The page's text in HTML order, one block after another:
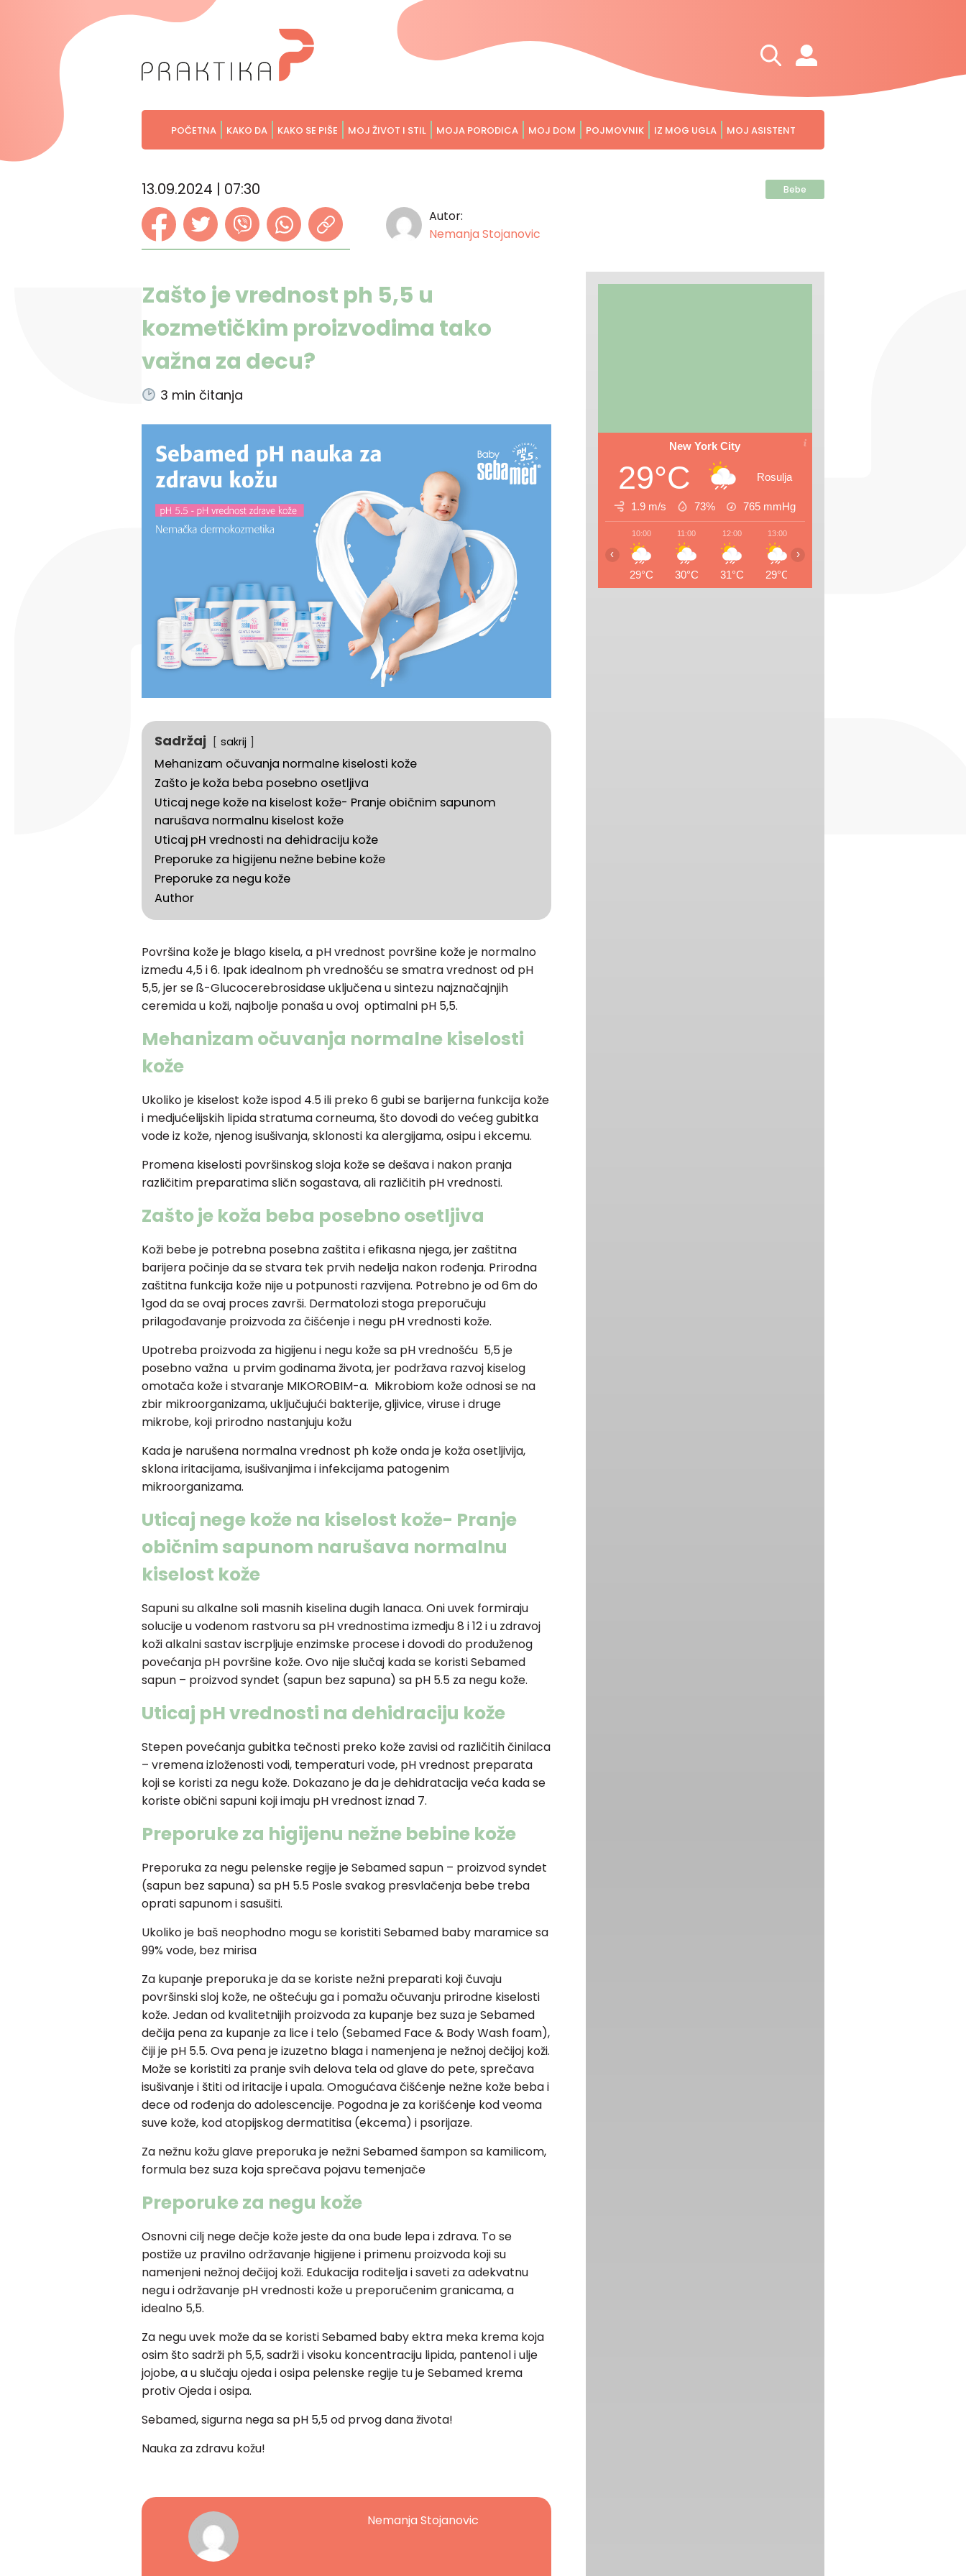
POČETNA KAKO DA KAKO SE PIŠE MOJ ŽIVOT I STIL MOJA PORODICA MOJ DOM POJMOVNIK IZ MOG UGLA MOJ ASISTENT
13.09.2024 | 07:30 Bebe
Autor:
Nemanja Stojanovic
Zašto je vrednost ph 5,5 u
kozmetičkim proizvodima tako
važna za decu?
3 min čitanja
Sadržaj sakrij
Mehanizam očuvanja normalne kiselosti kože
Zašto je koža beba posebno osetljiva
Uticaj nege kože na kiselost kože- Pranje običnim sapunom
narušava normalnu kiselost kože
Uticaj pH vrednosti na dehidraciju kože
Preporuke za higijenu nežne bebine kože
Preporuke za negu kože
Author
Površina kože je blago kisela, a pH vrednost površine kože je normalno
između 4,5 i 6. Ipak idealnom ph vrednošću se smatra vrednost od pH
5,5, jer se ß-Glucocerebrosidase uključena u sintezu najznačajnjih
ceremida u koži, najbolje ponaša u ovoj optimalni pH 5,5.
Mehanizam očuvanja normalne kiselosti
kože
Ukoliko je kiselost kože ispod 4.5 ili preko 6 gubi se barijerna funkcija kože
i medjućelijskih lipida stratuma corneuma, što dovodi do većeg gubitka
vode iz kože, njenog isušivanja, sklonosti ka alergijama, osipu i ekcemu.
Promena kiselosti površinskog sloja kože se dešava i nakon pranja
različitim preparatima sličn sogastava, ali različitih pH vrednosti.
Zašto je koža beba posebno osetljiva
Koži bebe je potrebna posebna zaštita i efikasna njega, jer zaštitna
barijera počinje da se stvara tek prvih nedelja nakon rođenja. Prirodna
zaštitna funkcija kože nije u potpunosti razvijena. Potrebno je od 6m do
1god da se ovaj proces završi. Dermatolozi stoga preporučuju
prilagođavanje proizvoda za čišćenje i negu pH vrednosti kože.
Upotreba proizvoda za higijenu i negu kože sa pH vrednošću 5,5 je
posebno važna u prvim godinama života, jer podržava razvoj kiselog
omotača kože i stvaranje MIKOROBIM-a. Mikrobiom kože odnosi se na
zbir mikroorganizama, uključujući bakterije, gljivice, viruse i druge
mikrobe, koji prirodno nastanjuju kožu
Kada je narušena normalna vrednost ph kože onda je koža osetljivija,
sklona iritacijama, isušivanjima i infekcijama patogenim
mikroorganizama.
Uticaj nege kože na kiselost kože- Pranje
običnim sapunom narušava normalnu
kiselost kože
Sapuni su alkalne soli masnih kiselina dugih lanaca. Oni uvek formiraju
solucije u vodenom rastvoru sa pH vrednostima izmedju 8 i 12 i u zdravoj
koži alkalni sastav iscrpljuje enzimske procese i dovodi do produženog
povećanja pH površine kože. Ovo nije slučaj kada se koristi Sebamed
sapun – proizvod syndet (sapun bez sapuna) sa pH 5.5 za negu kože.
Uticaj pH vrednosti na dehidraciju kože
Stepen povećanja gubitka tečnosti preko kože zavisi od različitih činilaca
– vremena izloženosti vodi, temperaturi vode, pH vrednost preparata
koji se koristi za negu kože. Dokazano je da je dehidratacija veća kada se
koriste obični sapuni koji imaju pH vrednost iznad 7.
Preporuke za higijenu nežne bebine kože
Preporuka za negu pelenske regije je Sebamed sapun – proizvod syndet
(sapun bez sapuna) sa pH 5.5 Posle svakog presvlačenja bebe treba
oprati sapunom i sasušiti.
Ukoliko je baš neophodno mogu se koristiti Sebamed baby maramice sa
99% vode, bez mirisa
Za kupanje preporuka je da se koriste nežni preparati koji čuvaju
površinski sloj kože, ne oštećuju ga i pomažu očuvanju prirodne kiselosti
kože. Jedan od kvalitetnijih proizvoda za kupanje bez suza je Sebamed
dečija pena za kupanje za lice i telo (Sebamed Face & Body Wash foam),
čiji je pH 5.5. Ova pena je izuzetno blaga i namenjena je nežnoj dečijoj koži.
Može se koristiti za pranje svih delova tela od glave do pete, sprečava
isušivanje i štiti od iritacije i upala. Omogućava čišćenje nežne kože beba i
dece od rođenja do adolescencije. Pogodna je za korišćenje kod veoma
suve kože, kod atopijskog dermatitisa (ekcema) i psorijaze.
Za nežnu kožu glave preporuka je nežni Sebamed šampon sa kamilicom,
formula bez suza koja sprečava pojavu temenjače
Preporuke za negu kože
Osnovni cilj nege dečje kože jeste da ona bude lepa i zdrava. To se
postiže uz pravilno održavanje higijene i primenu proizvoda koji su
namenjeni nežnoj dečijoj koži. Edukacija roditelja i saveti za adekvatnu
negu i održavanje pH vrednosti kože u preporučenim granicama, a
idealno 5,5.
Za negu uvek može da se koristi Sebamed baby ektra meka krema koja
osim što sadrži ph 5,5, sadrži i visoku koncentraciju lipida, pantenol i ulje
jojobe, a u slučaju ojeda i osipa pelenske regije tu je Sebamed krema
protiv Ojeda i osipa.
Sebamed, sigurna nega sa pH 5,5 od prvog dana života!
Nauka za zdravu kožu!
Nemanja Stojanovic
New York City
29°C Rosulja
1.9 m/s 73% 765 mmHg
10:00
29°C
11:00
30°C
12:00
31°C
13:00
29°C
‹ ›